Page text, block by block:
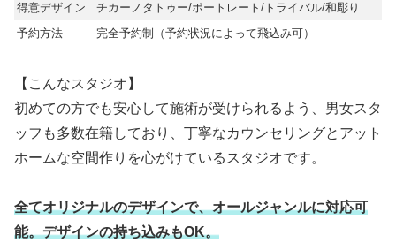
得意デザイン
チカーノタトゥー/ポートレート/トライバル/和彫り
予約方法
完全予約制（予約状況によって飛込み可）
【こんなスタジオ】
初めての方でも安心して施術が受けられるよう、男女スタ
ッフも多数在籍しており、丁寧なカウンセリングとアット
ホームな空間作りを心がけているスタジオです。
全てオリジナルのデザインで、オールジャンルに対応可
能。デザインの持ち込みもOK。